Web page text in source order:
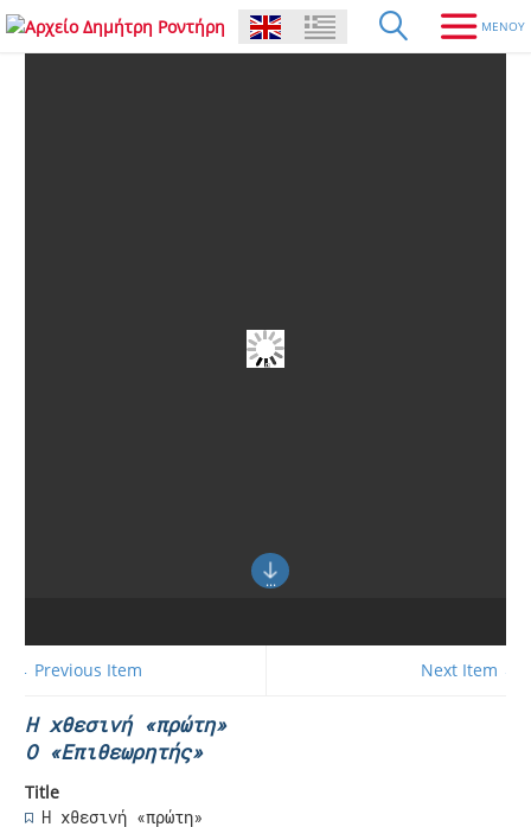
← Previous Item Next Item →
Η χθεσινή «πρώτη»
Ο «Επιθεωρητής»
Title
Η χθεσινή «πρώτη»